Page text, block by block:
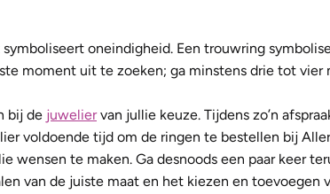
oneindigheid. Een trouwring
moment uit te zoeken; ga minstens drie tot vier
bij de juweliervan jullie keuze. Tijdens zo’n
voldoende tijd om de ringen te bestellen bij
wensen te maken. Ga desnoods een paar keer
van de juiste maat en het kiezen en toevoegen